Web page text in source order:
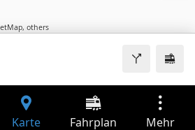
, others
Karte Fahrplan Mehr